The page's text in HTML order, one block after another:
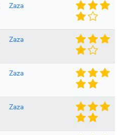
Zaza
Zaza
Zaza
Zaza